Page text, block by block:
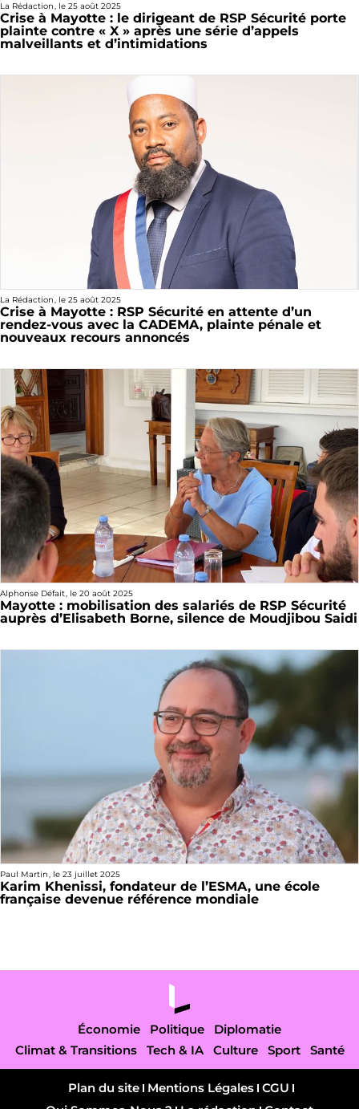
La Rédaction, le 25 août 2025
Crise à Mayotte : le dirigeant de RSP Sécurité porte
plainte contre « X » après une série d’appels
malveillants et d’intimidations
La Rédaction, le 25 août 2025
Crise à Mayotte : RSP Sécurité en attente d’un
rendez-vous avec la CADEMA, plainte pénale et
nouveaux recours annoncés
Alphonse Défait, le 20 août 2025
Mayotte : mobilisation des salariés de RSP Sécurité
auprès d’Elisabeth Borne, silence de Moudjibou Saidi
Paul Martin, le 23 juillet 2025
Karim Khenissi, fondateur de l’ESMA, une école
française devenue référence mondiale
Économie Politique
Diplomatie
Climat & Transitions
Tech & IA Culture Sport Santé
Plan du site Mentions Légales CGU